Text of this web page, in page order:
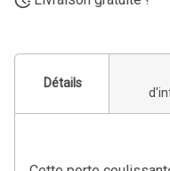
Détails